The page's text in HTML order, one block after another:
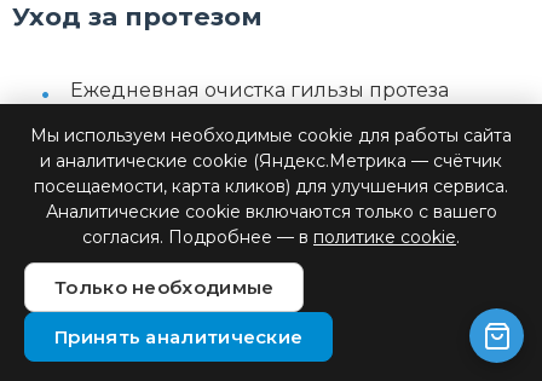
Уход за протезом
Ежедневная очистка гильзы протеза
Регулярный осмотр всех компонентов на
предмет износа или повреждений
Своевременная зарядка аккумуляторов для
миоэлектрических протезов
Защита протеза от влаги и экстремальных
температур
Мы используем необходимые cookie для работы сайта
и аналитические cookie (Яндекс.Метрика — счётчик
посещаемости, карта кликов) для улучшения сервиса.
Аналитические cookie включаются только с вашего
согласия. Подробнее — в политике cookie.
Только необходимые
Принять аналитические